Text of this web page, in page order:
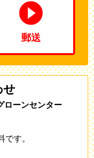
郵送
せ
ーンセンター
す。